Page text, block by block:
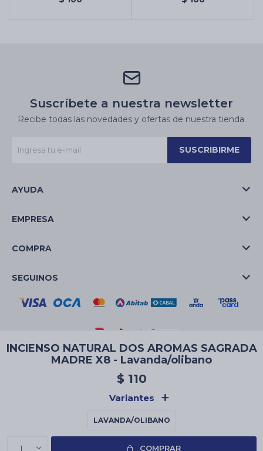
INCIENSO NATURAL DOS AROMAS SAGRADA
MADRE X8 - Lavanda/olibano
$ 110
Variantes
LAVANDA/OLIBANO
1 COMPRAR
Suscríbete a nuestra newsletter
Recibe todas las novedades y ofertas de nuestra tienda.
SUSCRIBIRME
AYUDA
EMPRESA
COMPRA
SEGUINOS
© Copyright 2026 / La Casa de las Velas